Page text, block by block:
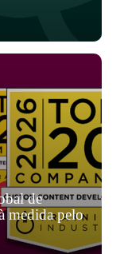
de
medida pelo